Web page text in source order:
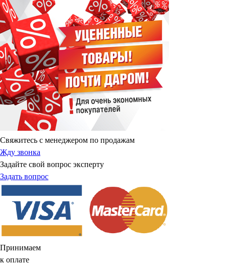
Свяжитесь с менеджером по продажам
Жду звонка
Задайте свой вопрос эксперту
Задать вопрос
Принимаем
к оплате